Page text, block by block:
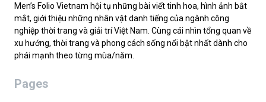
Men’s Folio Vietnam hội tụ những bài viết tinh hoa, hình ảnh bắt
mắt, giới thiệu những nhân vật danh tiếng của ngành công
nghiệp thời trang và giải trí Việt Nam. Cùng cái nhìn tổng quan về
xu hướng, thời trang và phong cách sống nổi bật nhất dành cho
phái mạnh theo từng mùa/năm.
Pages